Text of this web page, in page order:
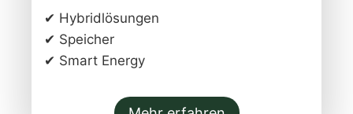
✔ Hybridlösungen
✔ Speicher
✔ Smart Energy